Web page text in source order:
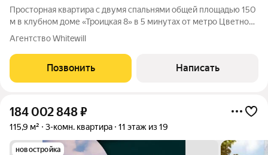
Просторная квартира с двумя спальнями общей площадью 150
м в клубном доме «Троицкая 8» в 5 минутах от метро Цветной
бульвар. Квартира с отделкой в светлых тонах расположена на
детали на потолке,
Агентство Whitewill
Позвонить Написать
184 002 848₽
115,9 м² 3-комн. квартира 11 этаж из 19
новостройка